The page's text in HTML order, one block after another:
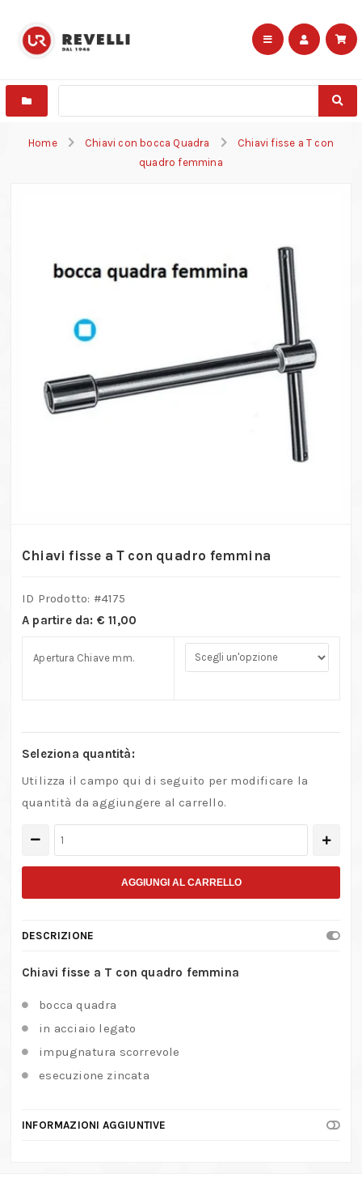
Home Chiavi con bocca Quadra
Chiavi fisse a T con
quadro femmina
Chiavi fisse a T con quadro femmina
ID Prodotto: #4175
A partire da: € 11,00
Apertura Chiave mm.
Seleziona quantità:
Utilizza il campo qui di seguito per modificare la
quantità da aggiungere al carrello.
T
quadro
femmina
AGGIUNGI AL CARRELLO
DESCRIZIONE
Chiavi fisse a T con quadro femmina
bocca quadra
in acciaio legato
impugnatura scorrevole
esecuzione zincata
INFORMAZIONI AGGIUNTIVE